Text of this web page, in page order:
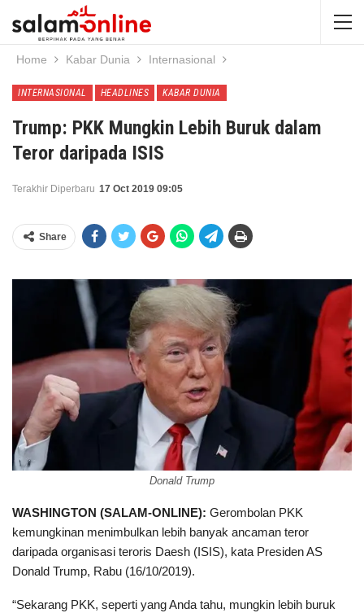
Home Kabar Dunia Internasional
INTERNASIONAL HEADLINES KABAR DUNIA
Trump: PKK Mungkin Lebih Buruk dalam
Teror daripada ISIS
Terakhir Diperbaru 17 Oct 2019 09:05
Share
Donald Trump
WASHINGTON (SALAM-ONLINE): Gerombolan PKK
kemungkinan menimbulkan lebih banyak ancaman teror
daripada organisasi teroris Daesh (ISIS), kata Presiden AS
Donald Trump, Rabu (16/10/2019).
“Sekarang PKK, seperti yang Anda tahu, mungkin lebih buruk